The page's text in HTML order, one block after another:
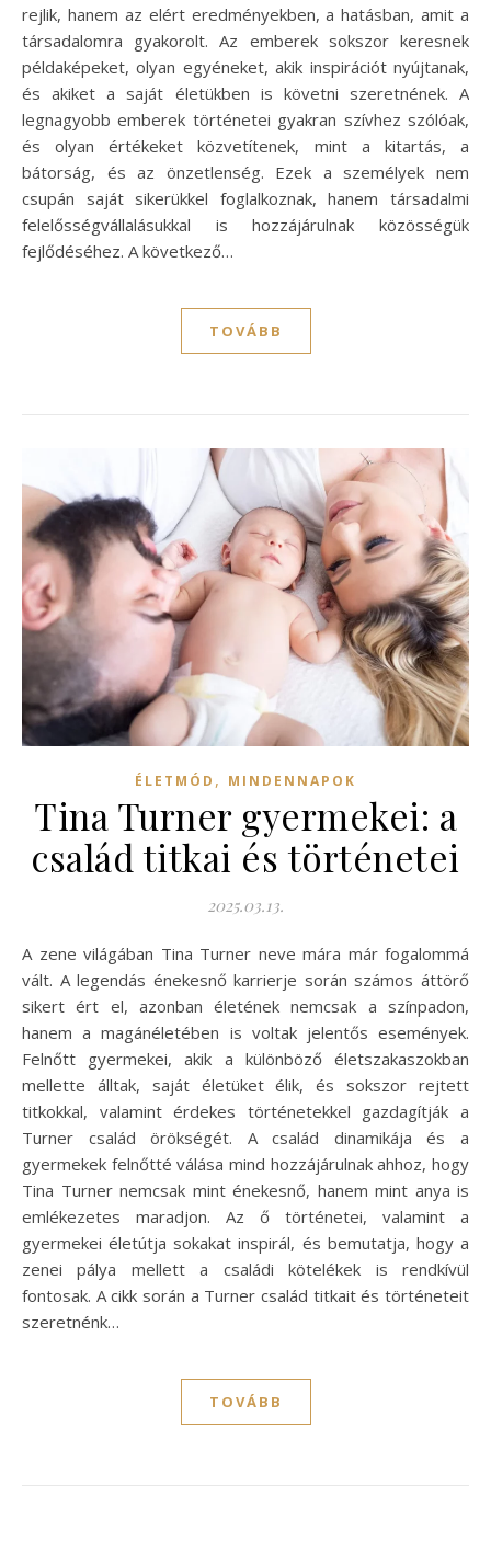
rejlik, hanem az elért eredményekben, a hatásban, amit a
társadalomra gyakorolt. Az emberek sokszor keresnek
példaképeket, olyan egyéneket, akik inspirációt nyújtanak,
és akiket a saját életükben is követni szeretnének. A
legnagyobb emberek történetei gyakran szívhez szólóak,
és olyan értékeket közvetítenek, mint a kitartás, a
bátorság, és az önzetlenség. Ezek a személyek nem
csupán saját sikerükkel foglalkoznak, hanem társadalmi
felelősségvállalásukkal is hozzájárulnak közösségük
fejlődéséhez. A következő…
TOVÁBB
ÉLETMÓD , MINDENNAPOK
Tina Turner gyermekei: a
család titkai és történetei
2025.03.13.
A zene világában Tina Turner neve mára már fogalommá
vált. A legendás énekesnő karrierje során számos áttörő
sikert ért el, azonban életének nemcsak a színpadon,
hanem a magánéletében is voltak jelentős események.
Felnőtt gyermekei, akik a különböző életszakaszokban
mellette álltak, saját életüket élik, és sokszor rejtett
titkokkal, valamint érdekes történetekkel gazdagítják a
Turner család örökségét. A család dinamikája és a
gyermekek felnőtté válása mind hozzájárulnak ahhoz, hogy
Tina Turner nemcsak mint énekesnő, hanem mint anya is
emlékezetes maradjon. Az ő történetei, valamint a
gyermekei életútja sokakat inspirál, és bemutatja, hogy a
zenei pálya mellett a családi kötelékek is rendkívül
fontosak. A cikk során a Turner család titkait és történeteit
szeretnénk…
TOVÁBB